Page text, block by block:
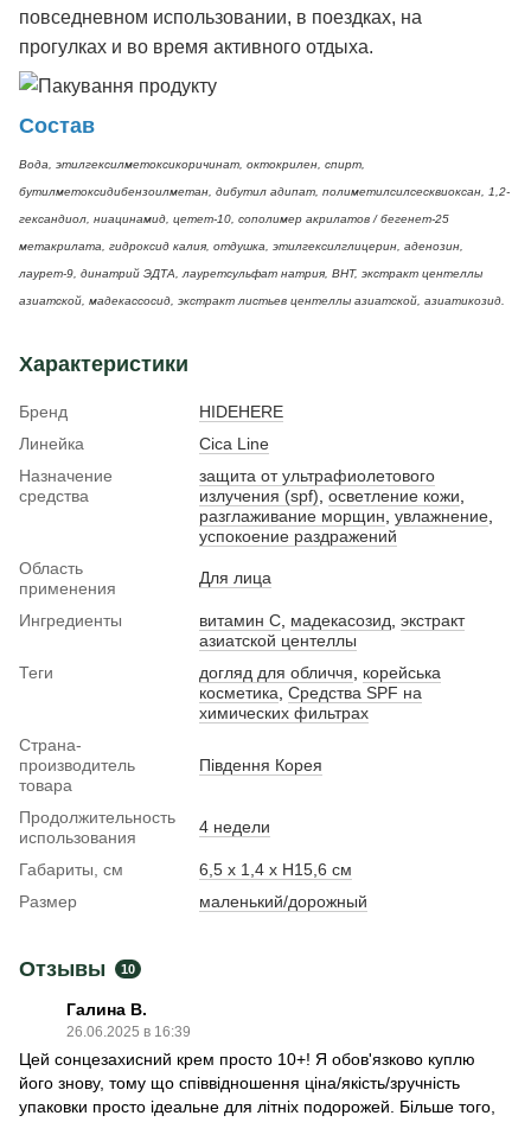
повседневном использовании, в поездках, на
прогулках и во время активного отдыха.
Состав
Вода, этилгексилметоксикоричинат, октокрилен, спирт,
бутилметоксидибензоилметан, дибутил адипат, полиметилсилсесквиоксан, 1,2-
гександиол, ниацинамид, цетет-10, сополимер акрилатов / бегенет-25
метакрилата, гидроксид калия, отдушка, этилгексилглицерин, аденозин,
лаурет-9, динатрий ЭДТА, лауретсульфат натрия, BHT, экстракт центеллы
азиатской, мадекассосид, экстракт листьев центеллы азиатской, азиатикозид.
Характеристики
Бренд
HIDEHERE
Линейка
Cica Line
Назначение
средства
защита от ультрафиолетового
излучения (spf) осветление кожи
разглаживание морщин увлажнение
успокоение раздражений
Область
применения
Для лица
Ингредиенты витамин С мадекасозид экстракт
азиатской центеллы
Теги
догляд для обличчя
корейська
косметика Средства SPF на
химических фильтрах
Страна-
производитель
товара
Південня Корея
Продолжительность
использования
4 недели
Габариты, см
6,5 x 1,4 x H15,6 см
Размер
маленький/дорожный
Отзывы 10
Галина В.
26.06.2025 в 16:39
Цей сонцезахисний крем просто 10+! Я обов'язково куплю
його знову, тому що співвідношення ціна/якість/зручність
упаковки просто ідеальне для літніх подорожей. Більше того,